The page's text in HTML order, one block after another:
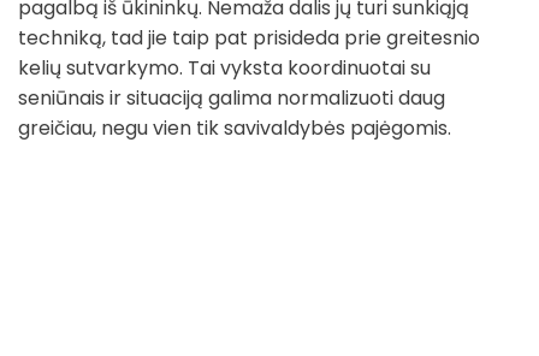
pagalbą iš ūkininkų. Nemaža dalis jų turi sunkiąją
techniką, tad jie taip pat prisideda prie greitesnio
kelių sutvarkymo. Tai vyksta koordinuotai su
seniūnais ir situaciją galima normalizuoti daug
greičiau, negu vien tik savivaldybės pajėgomis.